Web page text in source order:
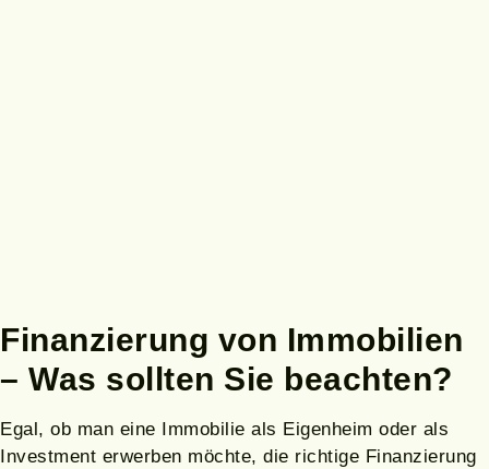
Finanzierung von Immobilien
– Was sollten Sie beachten?
Egal, ob man eine Immobilie als Eigenheim oder als
Investment erwerben möchte, die richtige Finanzierung